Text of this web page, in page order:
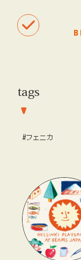
#ART #BEAMS
#アート
#アー
#アイドル
#アト
#ギャラリー
#グ
#ビームス カル
#ファッション
#
tags
#フェニカ